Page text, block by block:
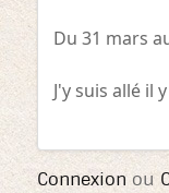
Du 31 mars
J'y suis allé il
Connexion ou